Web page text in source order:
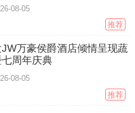
08-05
推荐
万豪侯爵酒店倾情呈现蔬
周年庆典
08-05
推荐